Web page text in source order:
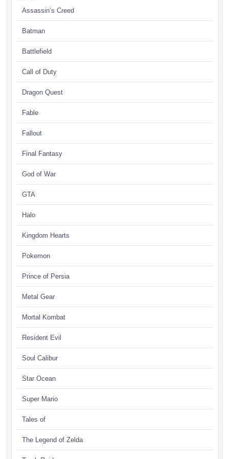
Assassin’s Creed
Batman
Battlefield
Call of Duty
Dragon Quest
Fable
Fallout
Final Fantasy
God of War
GTA
Halo
Kingdom Hearts
Pokemon
Prince of Persia
Metal Gear
Mortal Kombat
Resident Evil
Soul Calibur
Star Ocean
Super Mario
Tales of
The Legend of Zelda